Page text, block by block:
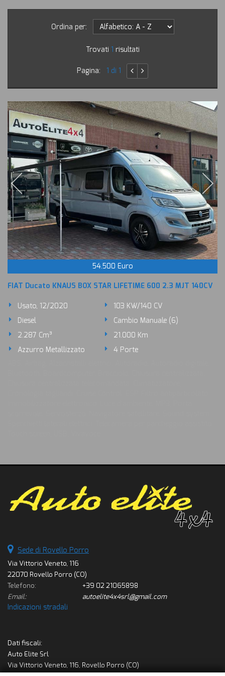
Ordina per:
Trovati 1 risultati
Pagina: 1 di 1
54.500 Euro
FIAT Ducato KNAUS BOX STAR LIFETIME 600 2.3 MJT 140CV
Usato, 12/2020
103 KW/140 CV
Diesel
Cambio Manuale (6)
2.287 Cm³
21.000 Km
Azzurro Metallizzato
4 Porte
Sede di Rovello Porro
Via Vittorio Veneto, 116
22070 Rovello Porro (CO)
Telefono:
+39 02 21065898
Email:
autoelite4x4srl@gmail.com
Indicazioni stradali
Dati fiscali:
Auto Elite Srl
Via Vittorio Veneto, 116, Rovello Porro (CO)